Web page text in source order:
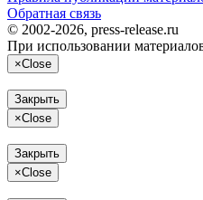
Обратная связь
© 2002-2026, press-release.ru
При использовании
×Close
Закрыть
×Close
Закрыть
×Close